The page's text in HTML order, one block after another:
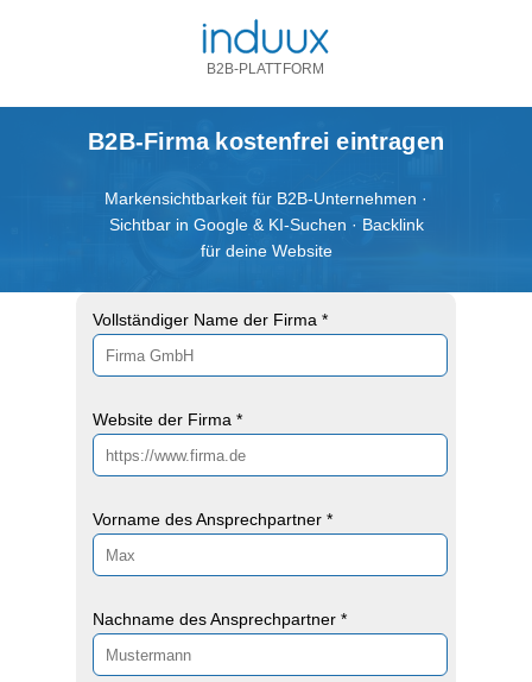
B2B-Firma kostenfrei eintragen
B2B-PLATTFORM
Vollständiger Name der Firma *
Website der Firma *
Vorname des Ansprechpartner *
Nachname des Ansprechpartner *
Markensichtbarkeit für B2B-Unternehmen ·
Sichtbar in Google & KI-Suchen · Backlink
für deine Website